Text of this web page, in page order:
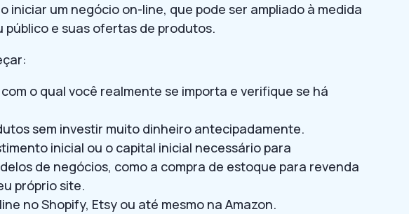
iniciar um negócio on-line, que pode ser ampliado à medida
público e suas ofertas de produtos.
o qual você realmente se importa e verifique se há
sem investir muito dinheiro antecipadamente.
inicial ou o capital inicial necessário para
de negócios, como a compra de estoque para revenda
próprio site.
no Shopify, Etsy ou até mesmo na Amazon.